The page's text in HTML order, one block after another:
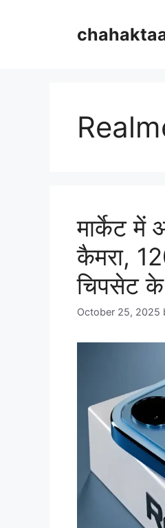
मार्केट
कैमरा,
चिपसेट के
October 25, 2025